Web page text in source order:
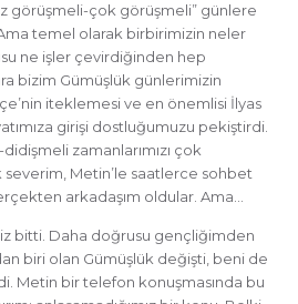
görüşmeli-çok görüşmeli” günlere
temel olarak birbirimizin neler
ne işler çevirdiğinden hep
bizim Gümüşlük günlerimizin
iteklemesi ve en önemlisi İlyas
girişi dostluğumuzu pekiştirdi.
zamanlarımızı çok
severim, Metin’le saatlerce sohbet
arkadaşım oldular. Ama…
bitti. Daha doğrusu gençliğimden
biri olan Gümüşlük değişti, beni de
Metin bir telefon konuşmasında bu